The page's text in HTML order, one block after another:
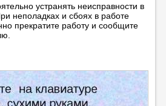
устранять неисправности в
неполадках и сбоях в работе
прекратите работу и сообщите